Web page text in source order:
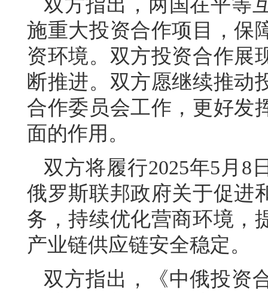
双方指出，两国在平等
施重大投资合作项目，保
资环境。双方投资合作展
断推进。双方愿继续推动
合作委员会工作，更好发
面的作用。
双方将履行2025年5月8
俄罗斯联邦政府关于促进
务，持续优化营商环境，
产业链供应链安全稳定。
双方指出，《中俄投资